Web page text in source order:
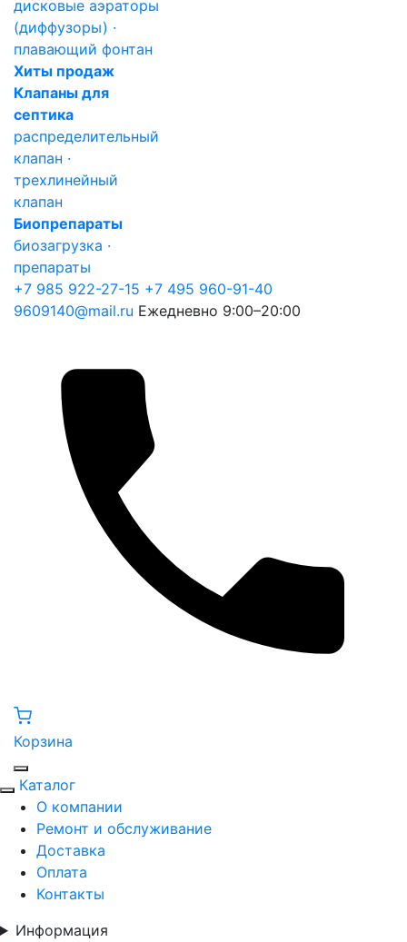
дисковые аэраторы
(диффузоры) ·
плавающий фонтан
Хиты продаж
Клапаны для
септика
распределительный
клапан ·
трехлинейный
клапан
Биопрепараты
биозагрузка ·
препараты
+7 985 922-27-15 +7 495 960-91-40
9609140@mail.ru Ежедневно 9:00–20:00
Корзина
Каталог
О компании
Ремонт и обслуживание
Доставка
Оплата
Контакты
Информация